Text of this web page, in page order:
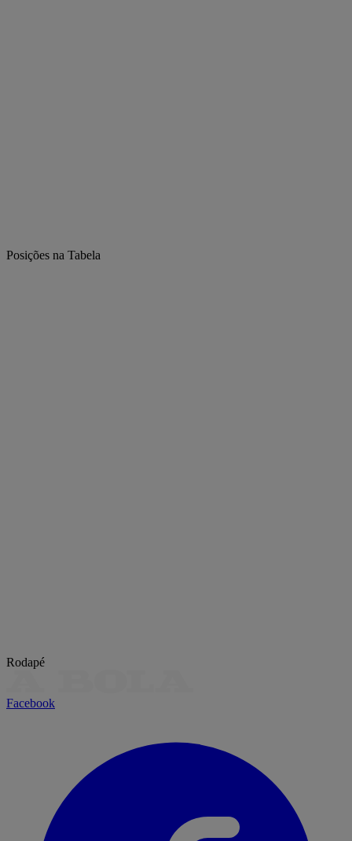
Posições na Tabela
Rodapé
Facebook